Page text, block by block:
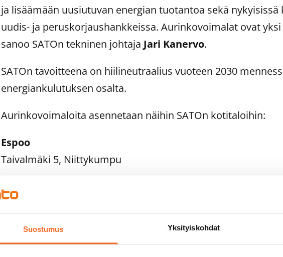
Suostumus Yksityiskohdat
ja lisäämään uusiutuvan energian tuotantoa sekä
uudis- ja peruskorjaushankkeissa. Aurinkovoimalat ovat yksi
sanoo SATOn tekninen johtaja Jari Kanervo.
SATOn tavoitteena on hiilineutraalius vuoteen 2030
energiankulutuksen osalta.
Aurinkovoimaloita asennetaan näihin SATOn kotitaloihin:
Espoo
Taivalmäki 5, Niittykumpu
Helsinki
Aurinkotuulenkatu 6, Vuosaari Aurinkolahti